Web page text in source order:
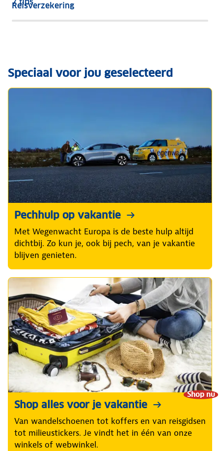
Reisverzekering
Speciaal voor jou geselecteerd
Pechhulp op vakantie
Met Wegenwacht Europa is de beste hulp altijd
dichtbij. Zo kun je, ook bij pech, van je vakantie
blijven genieten.
Shop nu
Shop alles voor je vakantie
Van wandelschoenen tot koffers en van reisgidsen
tot milieustickers. Je vindt het in één van onze
winkels of webwinkel.